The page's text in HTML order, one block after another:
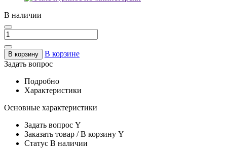
В наличии
В корзину
В корзине
Задать вопрос
Подробно
Характеристики
Основные характеристики
Задать вопрос Y
Заказать товар / В корзину Y
Статус В наличии